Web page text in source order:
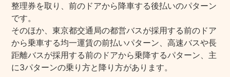
整理券を取り、前のドアから降車する後払いのパターン
です。
そのほか、東京都交通局の都営バスが採用する前のドア
から乗車する均一運賃の前払いパターン、高速バスや長
距離バスが採用する前のドアから乗降するパターン、主
に3パターンの乗り方と降り方があります。